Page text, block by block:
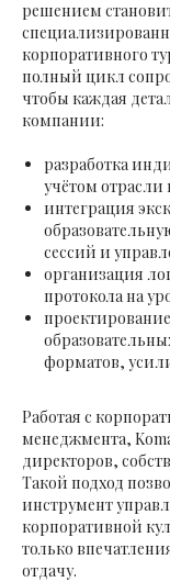
решением
корпоративного
полный цикл
чтобы каждая
компании:
разработка
учётом
интеграция
сессий и
организация
протокола на
форматов,
Работая с
менеджмента,
директоров,
Такой подход
инструмент
корпоративной
только
отдачу.